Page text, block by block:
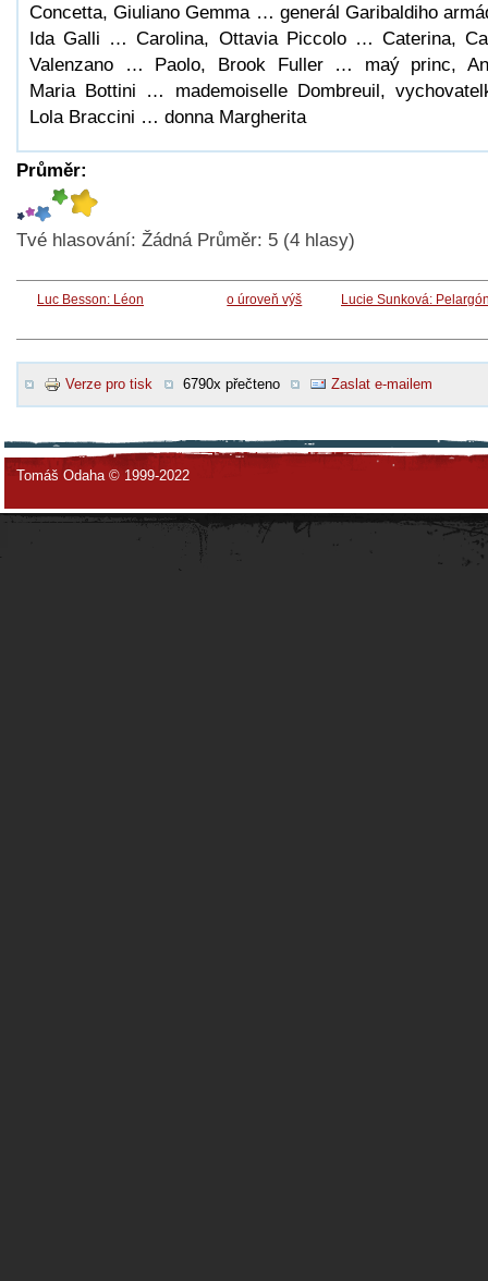
Concetta, Giuliano Gemma … generál Garibaldiho
Ida Galli … Carolina, Ottavia Piccolo … Caterina,
Valenzano … Paolo, Brook Fuller … maý princ,
Maria Bottini … mademoiselle Dombreuil,
Lola Braccini … donna Margherita
Průměr:
Tvé hlasování: Žádná Průměr: 5 (4 hlasy)
Luc Besson: Léon o úroveň výš Lucie Sunková:
Verze pro tisk 6790x přečteno Zaslat e-mailem
Tomáš Odaha © 1999-2022